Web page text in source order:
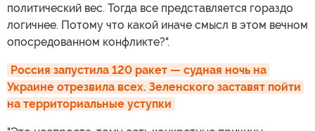
политический вес. Тогда все представляется гораздо
логичнее. Потому что какой иначе смысл в этом вечном
опосредованном конфликте?".
Россия запустила 120 ракет — судная ночь на
Украине отрезвила всех. Зеленского заставят пойти
на территориальные уступки